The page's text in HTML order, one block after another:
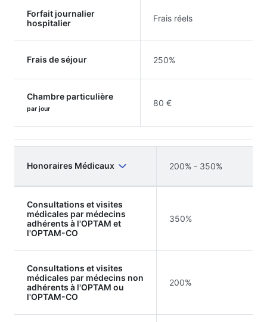
Forfait journalier
hospitalier
Frais réels
Frais de séjour 250%
Chambre particulière
par jour
80 €
Honoraires Médicaux 200% - 350%
Consultations et visites
médicales par médecins
adhérents à l'OPTAM et
l'OPTAM-CO
350%
Consultations et visites
médicales par médecins non
adhérents à l'OPTAM ou
l'OPTAM-CO
200%